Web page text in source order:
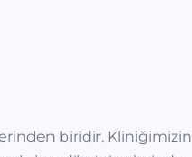
biridir. Kliniğimizin